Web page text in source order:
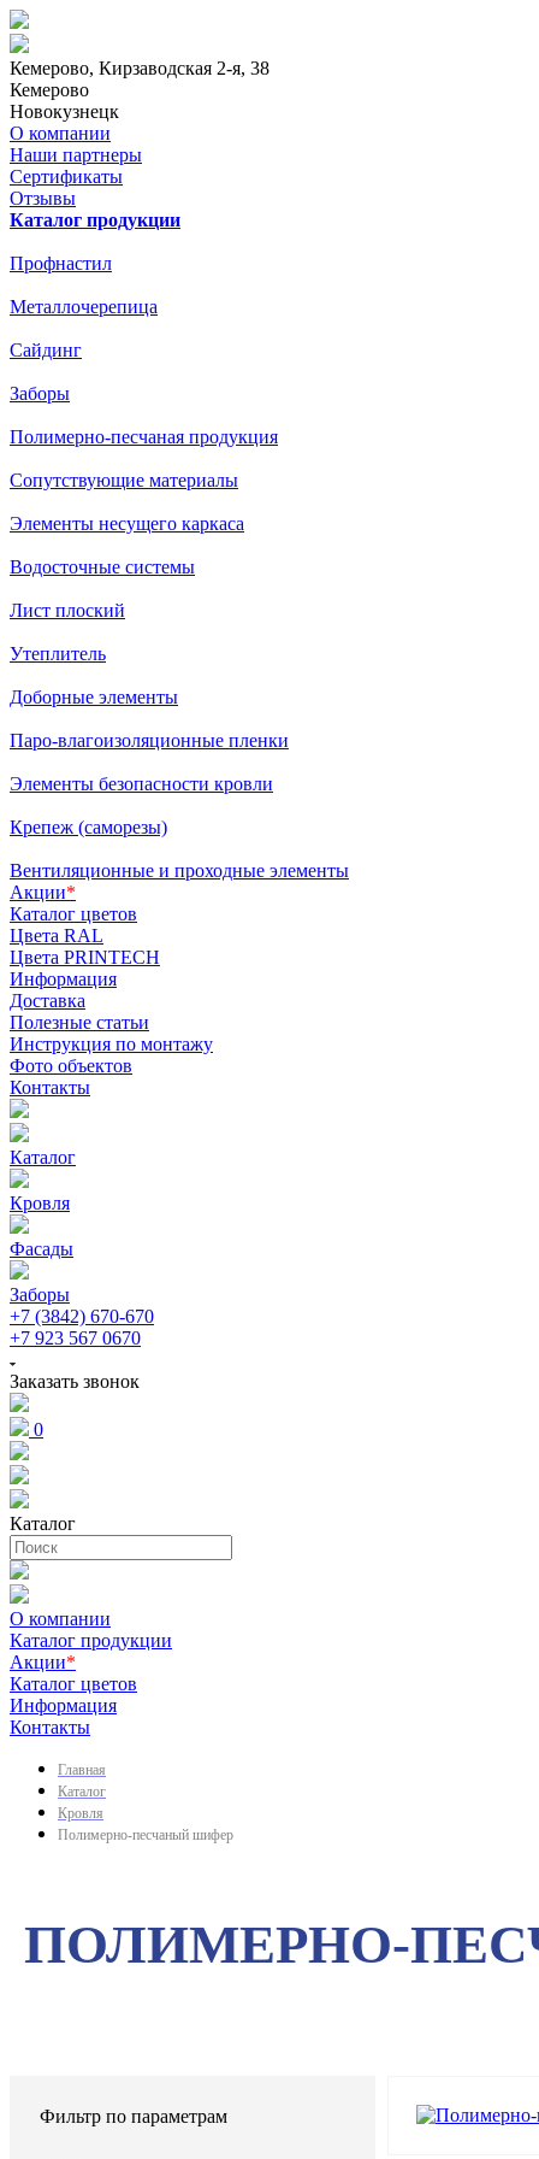
Кемерово, Кирзаводская 2-я, 38
Кемерово
Новокузнецк
О компании
Наши партнеры
Сертификаты
Отзывы
Каталог продукции
Профнастил
Металлочерепица
Сайдинг
Заборы
Полимерно-песчаная продукция
Сопутствующие материалы
Элементы несущего каркаса
Водосточные системы
Лист плоский
Утеплитель
Доборные элементы
Паро-влагоизоляционные пленки
Элементы безопасности кровли
Крепеж (саморезы)
Вентиляционные и проходные элементы
Акции*
Каталог цветов
Цвета RAL
Цвета PRINTECH
Информация
Доставка
Полезные статьи
Инструкция по монтажу
Фото объектов
Контакты
Каталог
Кровля
Фасады
Заборы
+7 (3842) 670-670
+7 923 567 0670
Заказать звонок
0
Каталог
О компании
Каталог продукции
Акции*
Каталог цветов
Информация
Контакты
Главная
Каталог
Кровля
Полимерно-песчаный шифер
ПОЛИМЕРНО-
Фильтр по параметрам